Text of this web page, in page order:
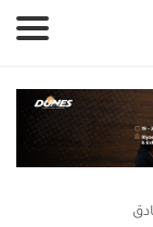
ملفات تعريف الارتباط